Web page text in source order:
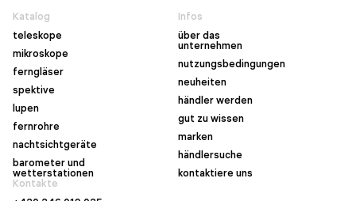
Katalog
teleskope
mikroskope
ferngläser
spektive
lupen
fernrohre
nachtsichtgeräte
barometer und
wetterstationen
Infos
über das
unternehmen
nutzungsbedingungen
neuheiten
händler werden
gut zu wissen
marken
händlersuche
kontaktiere uns
Kontakte